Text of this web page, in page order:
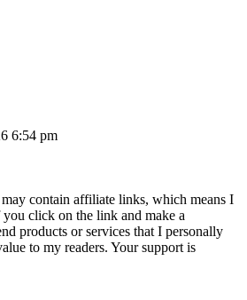
6:54 pm
contain affiliate links, which means I
click on the link and make a
products or services that I personally
to my readers. Your support is